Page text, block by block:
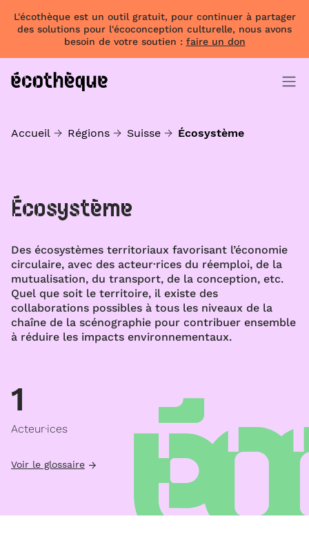
L'écothèque est un outil gratuit, pour continuer à partager
des solutions pour l'écoconception culturelle, nous avons
besoin de votre soutien : faire un don
Accueil Régions Suisse Écosystème
Écosystème
Des écosystèmes territoriaux favorisant l’économie
circulaire, avec des acteur·rices du réemploi, de la
mutualisation, du transport, de la conception, etc.
Quel que soit le territoire, il existe des
collaborations possibles à tous les niveaux de la
chaîne de la scénographie pour contribuer ensemble
à réduire les impacts environnementaux.
1
Acteur·ices
Voir le glossaire